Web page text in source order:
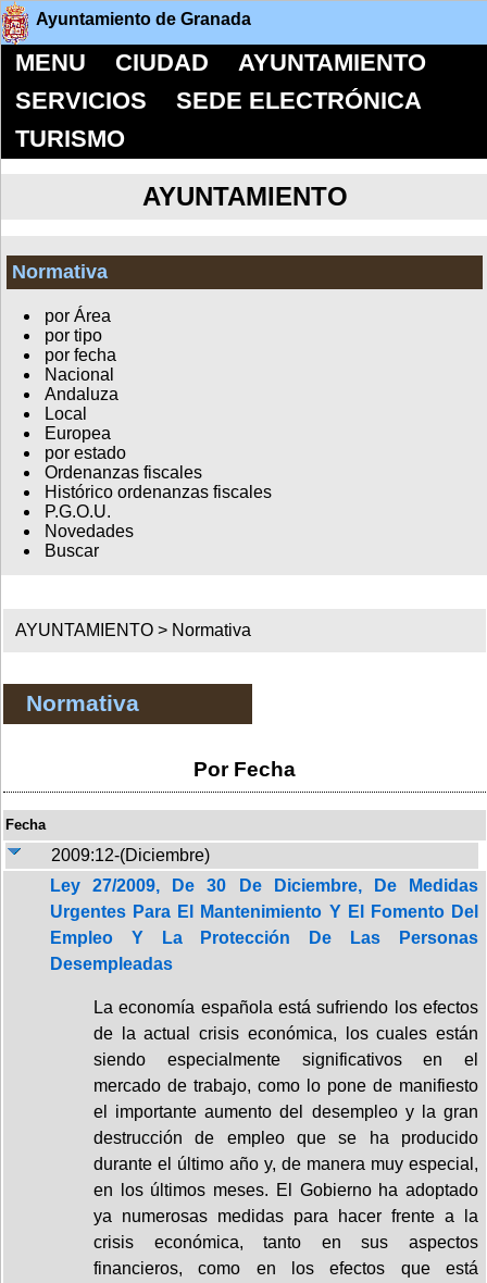
Ayuntamiento de Granada
MENU CIUDAD
AYUNTAMIENTO
SERVICIOS
SEDE ELECTRÓNICA
TURISMO
AYUNTAMIENTO
Normativa
por Área
por tipo
por fecha
Nacional
Andaluza
Local
Europea
por estado
Ordenanzas fiscales
Histórico ordenanzas fiscales
P.G.O.U.
Novedades
Buscar
AYUNTAMIENTO > Normativa
Normativa
Por Fecha
Fecha
2009:12-(Diciembre)
Ley 27/2009, De 30 De Diciembre, De Medidas
Urgentes Para El Mantenimiento Y El Fomento Del
Empleo Y La Protección De Las Personas
Desempleadas
La economía española está sufriendo los efectos
de la actual crisis económica, los cuales están
siendo especialmente significativos en el
mercado de trabajo, como lo pone de manifiesto
el importante aumento del desempleo y la gran
destrucción de empleo que se ha producido
durante el último año y, de manera muy especial,
en los últimos meses. El Gobierno ha adoptado
ya numerosas medidas para hacer frente a la
crisis económica, tanto en sus aspectos
financieros, como en los efectos que está